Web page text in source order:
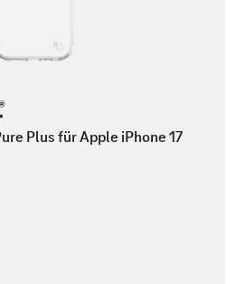
Plus für Apple iPhone 17